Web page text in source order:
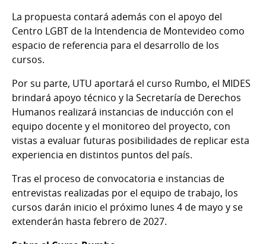
La propuesta contará además con el apoyo del
Centro LGBT de la Intendencia de Montevideo como
espacio de referencia para el desarrollo de los
cursos.
Por su parte, UTU aportará el curso Rumbo, el MIDES
brindará apoyo técnico y la Secretaría de Derechos
Humanos realizará instancias de inducción con el
equipo docente y el monitoreo del proyecto, con
vistas a evaluar futuras posibilidades de replicar esta
experiencia en distintos puntos del país.
Tras el proceso de convocatoria e instancias de
entrevistas realizadas por el equipo de trabajo, los
cursos darán inicio el próximo lunes 4 de mayo y se
extenderán hasta febrero de 2027.